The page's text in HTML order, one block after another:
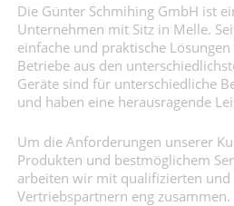
Die Günter Schmihing GmbH ist
Unternehmen mit Sitz in Melle.
einfache und praktische
Betriebe aus den
Geräte sind für unterschiedliche
und haben eine herausragende
Um die Anforderungen unserer
Produkten und bestmöglichem
arbeiten wir mit qualifizierten und
Vertriebspartnern eng zusammen.